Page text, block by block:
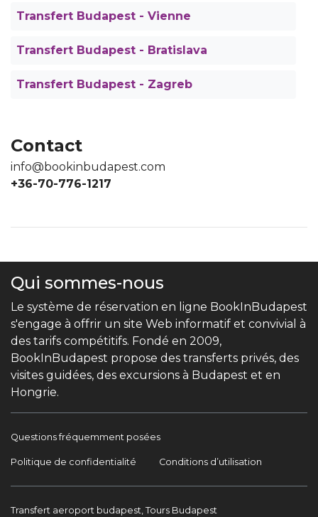
Transfert Budapest - Vienne
Transfert Budapest - Bratislava
Transfert Budapest - Zagreb
Contact
info@bookinbudapest.com
+36-70-776-1217
Qui sommes-nous
Le système de réservation en ligne BookInBudapest
s'engage à offrir un site Web informatif et convivial à
des tarifs compétitifs. Fondé en 2009,
BookInBudapest propose des transferts privés, des
visites guidées, des excursions à Budapest et en
Hongrie.
Questions fréquemment posées
Politique de confidentialité Conditions d’utilisation
Transfert aeroport budapest, Tours Budapest